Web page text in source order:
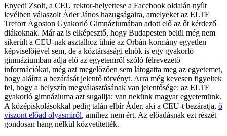
Enyedi Zsolt, a CEU rektor-helyettese a Facebook oldalán nyílt
levélben válaszolt Áder János hazugságaira, amelyeket az ELTE
Trefort Ágoston Gyakorló Gimnáziumában adott elő az őt kérdező
diákoknak. Már az is elképesztő, hogy Budapesten belül még nem
sikerült a CEU-nak asztalhoz ülnie az Orbán-kormány egyetlen
képviselőjével sem, de a köztársasági elnök is egy gyakorló
gimnáziumban adja elő az egyetemről szóló félrevezető
információkat, még azt megelőzően sem látogatta meg az egyetemet,
hogy aláírta a bezárását jelentő törvényt. Arra még kevesen figyeltek
fel, hogy a helyszín megválasztásának van jelentősége: az ELTE
gyakorló gimnáziuma azt sugallja: van nekünk magyar egyetemünk.
A középiskolásokkal pedig talán elbír Áder, aki a CEU-t bezáratja, ő
viszont előad olyasmiről, amihez nem ért. Az előadásnak ezt részét
gondosan hang nélkül közvetítették.